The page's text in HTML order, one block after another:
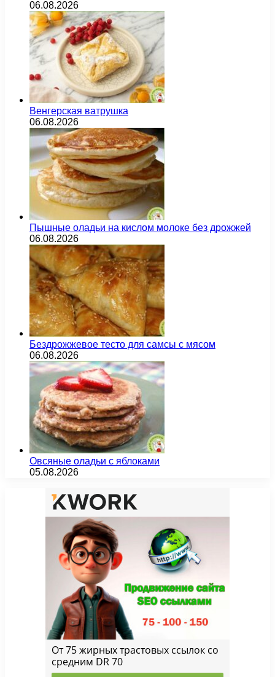
06.08.2026
Венгерская ватрушка
06.08.2026
Пышные оладьи на кислом молоке без дрожжей
06.08.2026
Бездрожжевое тесто для самсы с мясом
06.08.2026
Овсяные оладьи с яблоками
05.08.2026